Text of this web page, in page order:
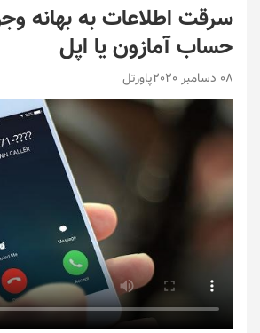
سرقت اطلاعات به بهانه
حساب آمازون یا اپل
08 دسامبر 2020 پاورتل